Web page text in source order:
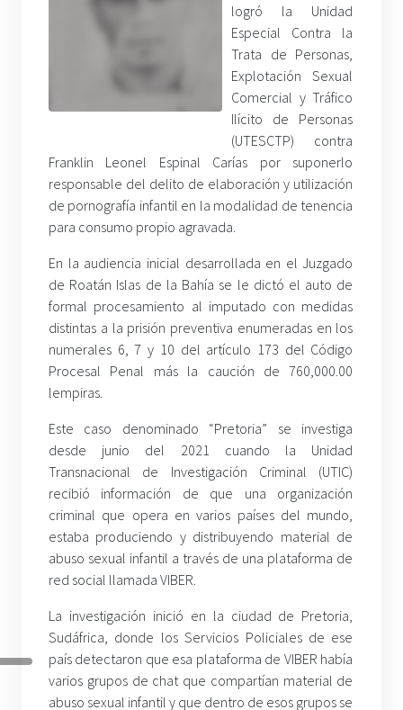
logró la Unidad
Especial Contra la
Trata de Personas,
Explotación Sexual
Comercial y Tráfico
Ilícito de Personas
(UTESCTP) contra
Franklin Leonel Espinal Carías por suponerlo
responsable del delito de elaboración y utilización
de pornografía infantil en la modalidad de tenencia
para consumo propio agravada.
En la audiencia inicial desarrollada en el Juzgado
de Roatán Islas de la Bahía se le dictó el auto de
formal procesamiento al imputado con medidas
distintas a la prisión preventiva enumeradas en los
numerales 6, 7 y 10 del artículo 173 del Código
Procesal Penal más la caución de 760,000.00
lempiras.
Este caso denominado “Pretoria” se investiga
desde junio del 2021 cuando la Unidad
Transnacional de Investigación Criminal (UTIC)
recibió información de que una organización
criminal que opera en varios países del mundo,
estaba produciendo y distribuyendo material de
abuso sexual infantil a través de una plataforma de
red social llamada VIBER.
La investigación inició en la ciudad de Pretoria,
Sudáfrica, donde los Servicios Policiales de ese
país detectaron que esa plataforma de VIBER había
varios grupos de chat que compartían material de
abuso sexual infantil y que dentro de esos grupos se